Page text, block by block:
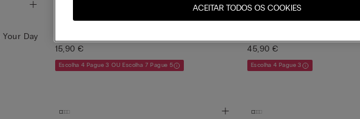
Day
Novidade
15,90 €
Escolha 4 Pague 3 OU Escolha 7 Pague 5
Novidade
45,90 €
Escolha 4 Pague 3
ACEITAR TODOS OS COOKIES